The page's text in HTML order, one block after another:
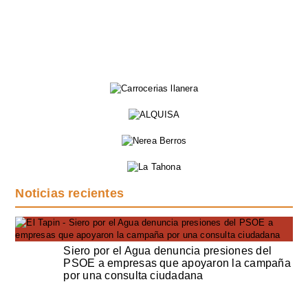
Noticias recientes
Siero por el Agua denuncia presiones del
PSOE a empresas que apoyaron la campaña
por una consulta ciudadana